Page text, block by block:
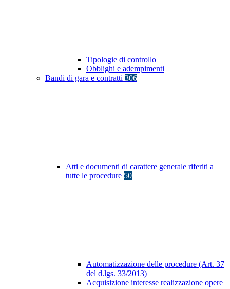
Tipologie di controllo
Obblighi e adempimenti
Bandi di gara e contratti 306
Atti e documenti di carattere generale riferiti a
tutte le procedure 50
Automatizzazione delle procedure (Art. 37
del d.lgs. 33/2013)
Acquisizione interesse realizzazione opere